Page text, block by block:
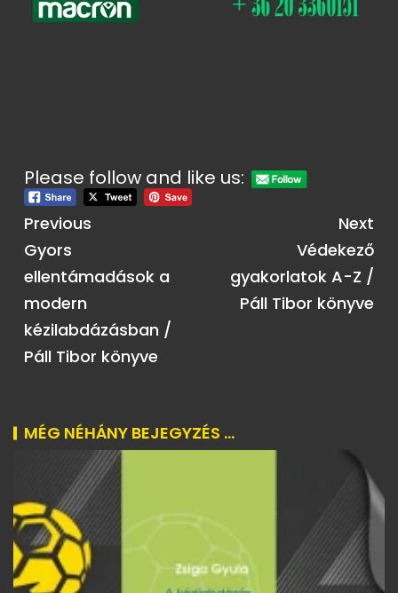
Please follow and like us:
Previous
Gyors
ellentámadások a
modern
kézilabdázásban /
Páll Tibor könyve
Next
Védekező
gyakorlatok A-Z /
Páll Tibor könyve
MÉG NÉHÁNY BEJEGYZÉS ...